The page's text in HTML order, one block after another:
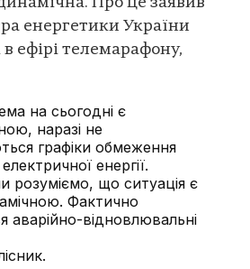
енергетики України
ефірі телемарафону,
на сьогодні є
наразі не
графіки обмеження
енергії.
розуміємо, що ситуація є
Фактично
аварійно-відновлювальні